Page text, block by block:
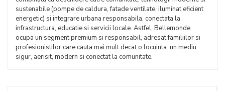
sustenabile (pompe de caldura, fatade ventilate, iluminat eficient
energetic) si integrare urbana responsabila, conectata la
infrastructura, educatie si servicii locale. Astfel, Bellemonde
ocupa un segment premium si responsabil, adresat familiilor si
profesionistilor care cauta mai mult decat o locuinta: un mediu
sigur, aerisit, modern si conectat la comunitate.